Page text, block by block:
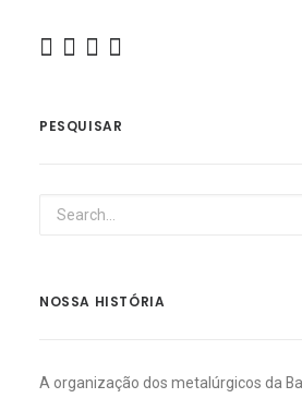
PESQUISAR
NOSSA HISTÓRIA
A organização dos metalúrgicos da